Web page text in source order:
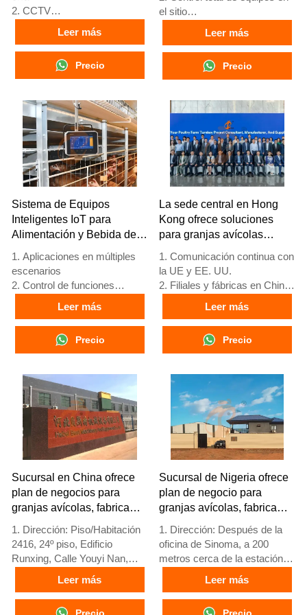
2. CCTV
3. Plataforma digital avícola -
pantalla grande integral
4. Gestión de alarmas
5. Recepción /WhatsApp NO.
: +8618830120193
Leer más
Precio
el sitio
3. Sistema de alarma de
autodiagnóstico
4. Hardware de estándar
5. Número de
recepción/WhatsApp:
+8618830120193
Leer más
Precio
Sistema de Equipos
Inteligentes IoT para
Alimentación y Bebida de
1. Aplicaciones en múltiples
escenarios
2. Control de funciones
3. Protección de alerta
temprana
4. Alto rendimiento de
escalabilidad
5. Número de
recepción/WhatsApp:
+8618830120193
Leer más
Precio
La sede central en Hong
Kong ofrece soluciones
para granjas avícolas
UE y fabrica equipos para
granjas avícolas
1. Comunicación continua con
la UE y EE. UU.
2. Filiales y fábricas en China,
Nigeria, Etiopía y Tanzania
3. La calidad de los productos
está personalizada para
granjas avícolas locales
4. Stock de jaulas avícolas y
equipos para granjas avícolas
a la venta
5. Recepción en línea 24
horas Whatsapp NO. :
+8618830120193，
contáctenos para obtener
información completa
Leer más
Precio
Sucursal en China ofrece
plan de negocios para
granjas avícolas, fabrica
avícolas
1. Dirección: Piso/Habitación
2416, 24º piso, Edificio
Runxing, Calle Youyi Nan,
Ciudad de Shijiazhuang,
Provincia de Hebei, China
2. Fábrica de equipos para
Leer más
Sucursal de Nigeria ofrece
plan de negocio para
granjas avícolas, fabrica
avícolas
1. Dirección: Después de la
oficina de Sinoma, a 200
metros cerca de la estación
de servicio Danco, autopista
Lagos/Ibadan, estado de
Lagos, Nigeria
Leer más